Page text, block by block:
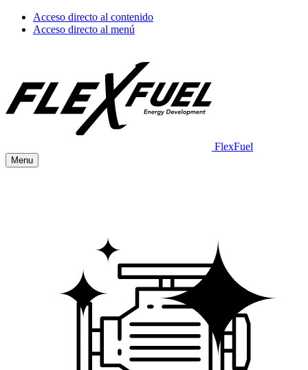
Acceso directo al contenido
Acceso directo al menú
FlexFuel
Menu